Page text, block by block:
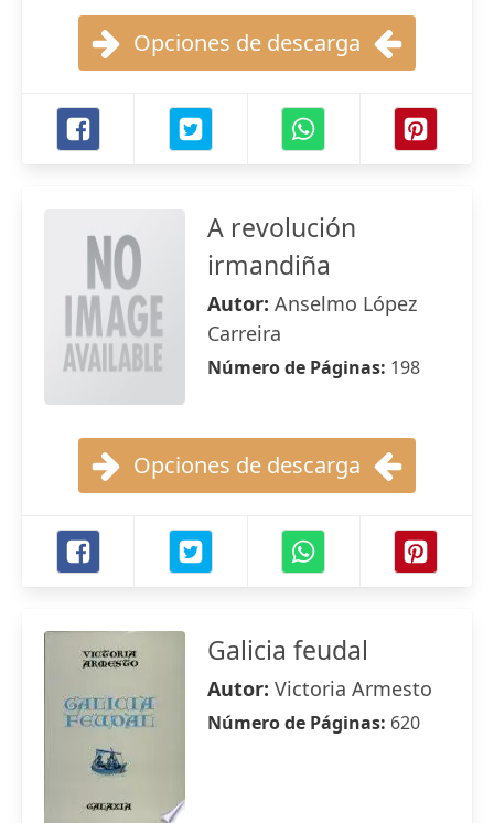
Opciones de descarga
A revolución
irmandiña
Autor: Anselmo López
Carreira
Número de Páginas: 198
Opciones de descarga
Galicia feudal
Autor: Victoria Armesto
Número de Páginas: 620